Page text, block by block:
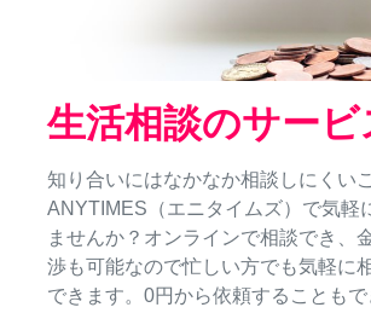
生活相談のサービ
知り合いにはなかなか相談しにくいこ
ANYTIMES（エニタイムズ）で気軽
ませんか？オンラインで相談でき、
渉も可能なので忙しい方でも気軽に
できます。0円から依頼することも